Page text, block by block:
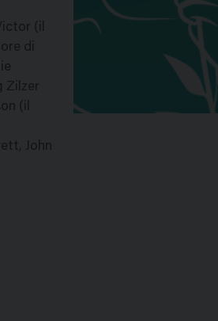
(il
di
Zilzer
(il
John